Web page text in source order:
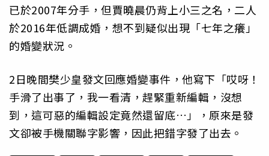
已於2007年分手，但賈曉晨仍背上小三之名，二人
於2016年低調成婚，想不到疑似出現「七年之癢」
的婚變狀況。
2日晚間樊少皇發文回應婚變事件，他寫下「哎呀！
手滑了出事了，我一看清，趕緊重新編輯，沒想
到，這可惡的編輯設定竟然還留底…」，原來是發
文卻被手機關聯字影響，因此把錯字發了出去。